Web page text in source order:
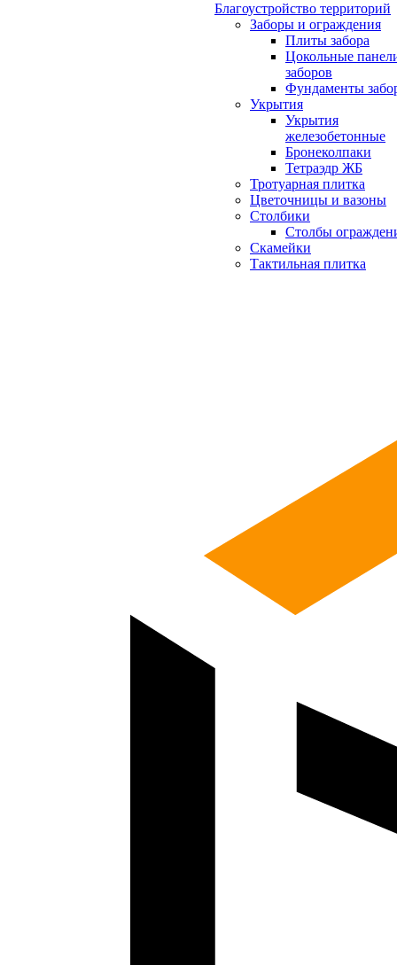
Благоустройство территорий
Заборы и ограждения
Плиты забора
Цокольные
заборов
Фундаменты
Укрытия
Укрытия
железобетонные
Бронеколпаки
Тетраэдр ЖБ
Тротуарная плитка
Цветочницы и вазоны
Столбики
Столбы
Скамейки
Тактильная плитка